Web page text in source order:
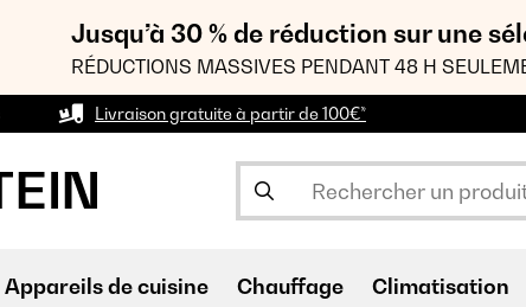
Jusqu’à 30 % de réduction sur une
RÉDUCTIONS MASSIVES PENDANT 48 H
Livraison gratuite à partir de 100€*
Appareils de cuisine Chauffage Climatisation